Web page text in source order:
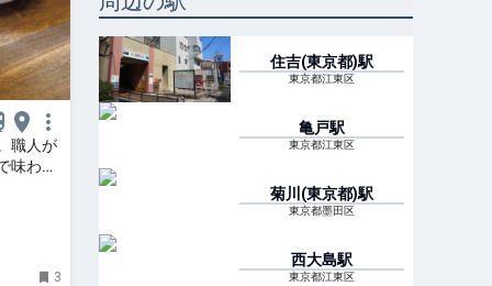
職人が
味わう
3
住吉(東京都)駅
東京都江東区
亀戸駅
東京都江東区
菊川(東京都)駅
東京都墨田区
西大島駅
東京都江東区